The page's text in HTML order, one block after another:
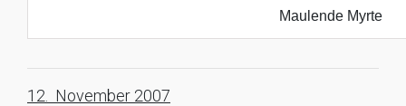
Maulende Myrte
12. November 2007